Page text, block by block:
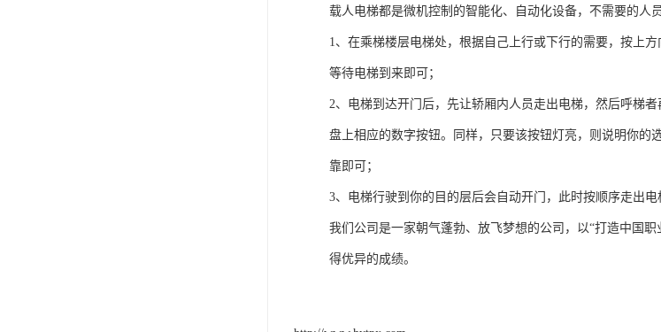
载人电梯都是微机控制的智能化、自动化设备，不需要的人
1、在乘梯楼层电梯处，根据自己上行或下行的需要，按上
等待电梯到来即可；
2、电梯到达开门后，先让轿厢内人员走出电梯，然后呼梯
盘上相应的数字按钮。同样，只要该按钮灯亮，则说明你
靠即可；
3、电梯行驶到你的目的层后会自动开门，此时按顺序走出电
我们公司是一家朝气蓬勃、放飞梦想的公司，以“打造中国
得优异的成绩。